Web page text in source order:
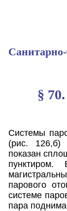
§
Системы
(рис. 126,б)
показан
парового
системе
пара